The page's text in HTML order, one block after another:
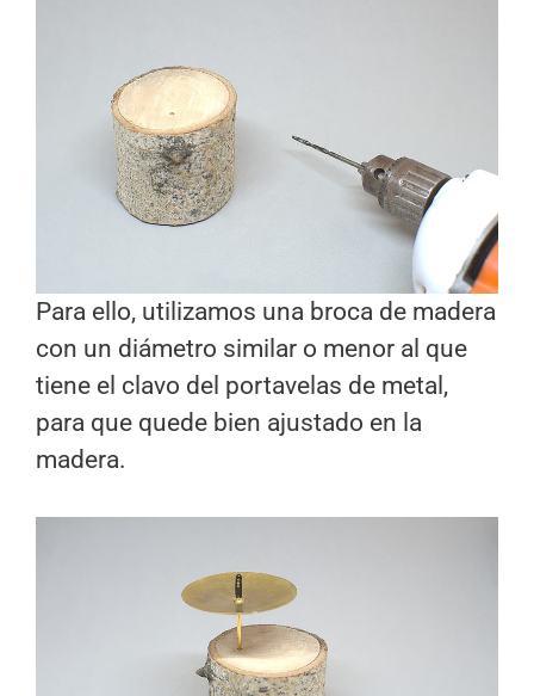
Para ello, utilizamos una broca de madera
con un diámetro similar o menor al que
tiene el clavo del portavelas de metal,
para que quede bien ajustado en la
madera.